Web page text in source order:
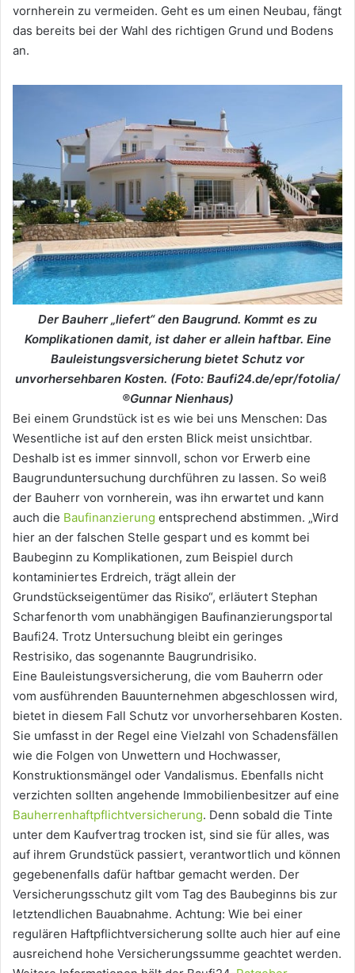
vornherein zu vermeiden. Geht es um einen Neubau, fängt
das bereits bei der Wahl des richtigen Grund und Bodens
an.
Der Bauherr „liefert“ den Baugrund. Kommt es zu
Komplikationen damit, ist daher er allein haftbar. Eine
Bauleistungsversicherung bietet Schutz vor
unvorhersehbaren Kosten. (Foto: Baufi24.de/epr/fotolia/
®Gunnar Nienhaus)
Bei einem Grundstück ist es wie bei uns Menschen: Das
Wesentliche ist auf den ersten Blick meist unsichtbar.
Deshalb ist es immer sinnvoll, schon vor Erwerb eine
Baugrunduntersuchung durchführen zu lassen. So weiß
der Bauherr von vornherein, was ihn erwartet und kann
auch die Baufinanzierung entsprechend abstimmen. „Wird
hier an der falschen Stelle gespart und es kommt bei
Baubeginn zu Komplikationen, zum Beispiel durch
kontaminiertes Erdreich, trägt allein der
Grundstückseigentümer das Risiko“, erläutert Stephan
Scharfenorth vom unabhängigen Baufinanzierungsportal
Baufi24. Trotz Untersuchung bleibt ein geringes
Restrisiko, das sogenannte Baugrundrisiko.
Eine Bauleistungsversicherung, die vom Bauherrn oder
vom ausführenden Bauunternehmen abgeschlossen wird,
bietet in diesem Fall Schutz vor unvorhersehbaren Kosten.
Sie umfasst in der Regel eine Vielzahl von Schadensfällen
wie die Folgen von Unwettern und Hochwasser,
Konstruktionsmängel oder Vandalismus. Ebenfalls nicht
verzichten sollten angehende Immobilienbesitzer auf eine
Bauherrenhaftpflichtversicherung. Denn sobald die Tinte
unter dem Kaufvertrag trocken ist, sind sie für alles, was
auf ihrem Grundstück passiert, verantwortlich und können
gegebenenfalls dafür haftbar gemacht werden. Der
Versicherungsschutz gilt vom Tag des Baubeginns bis zur
letztendlichen Bauabnahme. Achtung: Wie bei einer
regulären Haftpflichtversicherung sollte auch hier auf eine
ausreichend hohe Versicherungssumme geachtet werden.